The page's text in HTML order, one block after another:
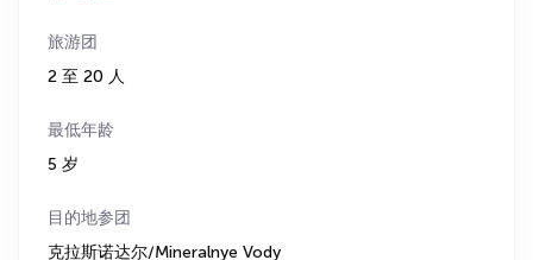
旅游团
2 至 20 人
最低年龄
5 岁
目的地参团
克拉斯诺达尔/Mineralnye Vody